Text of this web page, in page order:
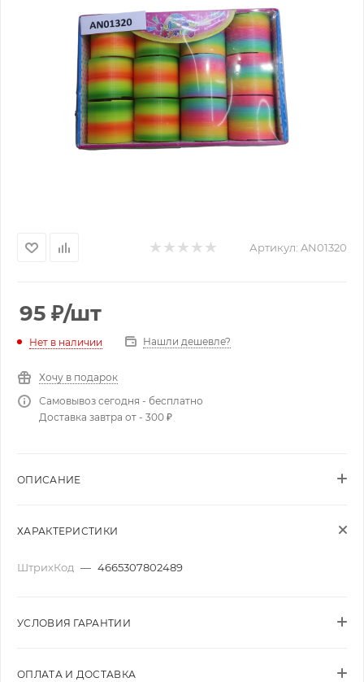
Артикул: AN01320
95 ₽/шт
Нет в наличии Нашли дешевле?
Хочу в подарок
Самовывоз сегодня - бесплатно
Доставка завтра от - 300 ₽
ОПИСАНИЕ
ХАРАКТЕРИСТИКИ
ШтрихКод — 4665307802489
УСЛОВИЯ ГАРАНТИИ
ОПЛАТА И ДОСТАВКА